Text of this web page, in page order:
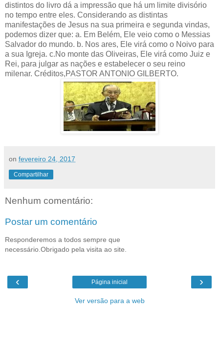
distintos do livro dá a impressão que há um limite divisório
no tempo entre eles. Considerando as distintas
manifestações de Jesus na sua primeira e segunda vindas,
podemos dizer que: a. Em Belém, Ele veio como o Messias
Salvador do mundo. b. Nos ares, Ele virá como o Noivo para
a sua Igreja. c.No monte das Oliveiras, Ele virá como Juiz e
Rei, para julgar as nações e estabelecer o seu reino
milenar. Créditos,PASTOR ANTONIO GILBERTO.
on fevereiro 24, 2017
Compartilhar
Nenhum comentário:
Postar um comentário
Responderemos a todos sempre que
necessário.Obrigado pela visita ao site.
‹ ›
Página inicial
Ver versão para a web